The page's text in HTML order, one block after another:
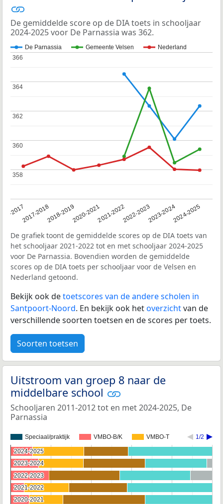
De gemiddelde score op de DIA toets in schooljaar
2024-2025 voor De Parnassia was 362.
De Parnassia Gemeente Velsen Nederland
20172017-20182018-20192020-20212021-20222022-20232023-20242024-2025
358
358
360
360
362
362
364
364
366
366
De grafiek toont de gemiddelde scores op de DIA toets van
het schooljaar 2021-2022 tot en met schooljaar 2024-2025
voor De Parnassia. Bovendien worden de gemiddelde
scores op de DIA toets per schooljaar voor de Velsen en
Nederland getoond.
Bekijk ook detoetscores van de andere scholen in
Santpoort-Noord. En bekijk ook hetoverzichtvan de
verschillende soorten toetsen en de scores per toets.
Soorten toetsen
Uitstroom van groep 8 naar de
middelbare school
Schooljaren 2011-2012 tot en met 2024-2025, De
Parnassia
Speciaal/praktijk VMBO-B/K VMBO-T 1/2
2024-2025
2024-2025
2023-2024
2023-2024
2022-2023
2022-2023
2021-2022
2021-2022
2020-2021
2020-2021